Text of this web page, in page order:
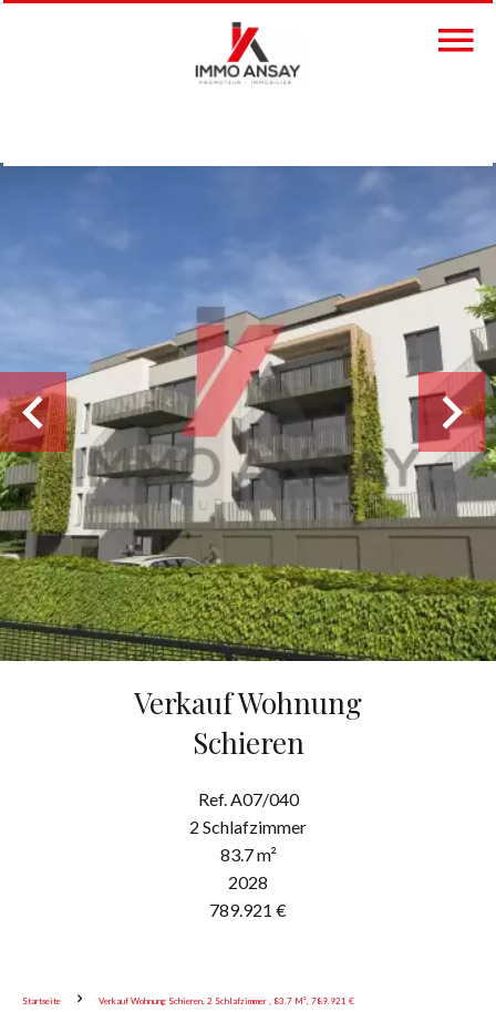
Verkauf Wohnung
Schieren
Ref. A07/040
2 Schlafzimmer
83.7 m²
2028
789.921 €
Startseite Verkauf Wohnung Schieren, 2 Schlafzimmer , 83.7 M², 789.921 €